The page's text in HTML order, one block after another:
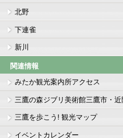
北野
下連雀
新川
関連情報
みたか観光案内所アクセス
三鷹の森ジブリ美術館三鷹市・
三鷹を歩こう! 観光マップ
イベントカレンダー